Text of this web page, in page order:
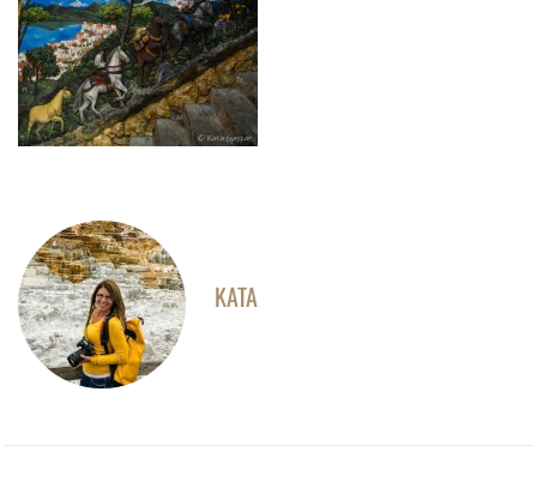
KATA